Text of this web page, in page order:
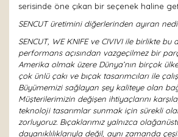
serisinde öne çıkan bir seçenek haline
SENCUT üretimini diğerlerinden ayıran
SENCUT, WE KNIFE ve CIVIVI ile birlikte
performans açısından vazgeçilmez bir
Amerika olmak üzere Dünya’nın birçok
çok ünlü çakı ve bıçak tasarımcıları ile
Büyümemizi sağlayan şey kaliteye olan
Müşterilerimizin değişen ihtiyaçlarını
teknoloji tasarımlar sunmak için sürekli
zorluyoruz. Bıçaklarımız yalnızca
dayanıklılıklarıyla değil, aynı zamanda